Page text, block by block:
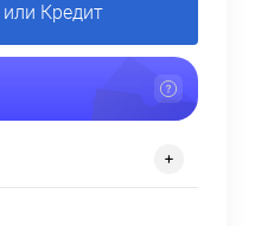
Кредит